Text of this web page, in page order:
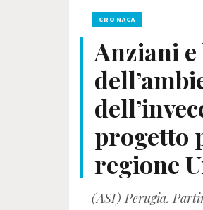
CRONACA
Anziani
progetto
regione
(ASI) Perugia.